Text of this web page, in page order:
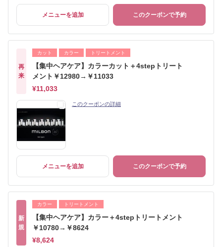
メニューを追加 このクーポンで予約
再
来
カット カラー トリートメント
【集中ヘアケア】カラーカット＋4stepトリート
メント￥12980→￥11033
¥11,033
このクーポンの詳細
メニューを追加 このクーポンで予約
新
規
カラー トリートメント
【集中ヘアケア】カラー＋4stepトリートメント
￥10780→￥8624
¥8,624